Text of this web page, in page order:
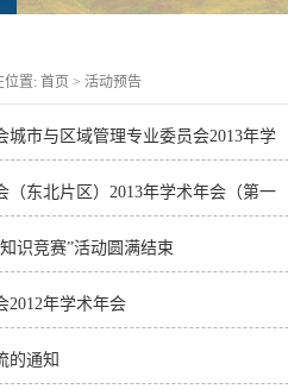
位置: 首页 > 活动预告
城市与区域管理专业委员会2013年学
（东北片区）2013年学术年会（第一
识竞赛”活动圆满结束
2012年学术年会
的通知